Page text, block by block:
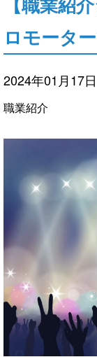
ロモータ
2024年01月17日
職業紹介